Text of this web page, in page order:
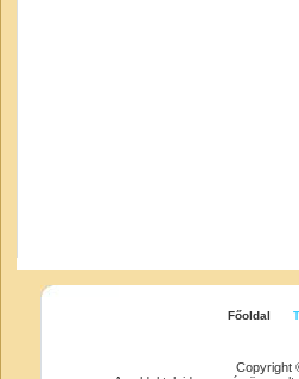
Főoldal
Copyright